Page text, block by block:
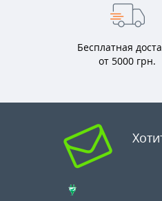
Бесплатная
от 5000 грн.